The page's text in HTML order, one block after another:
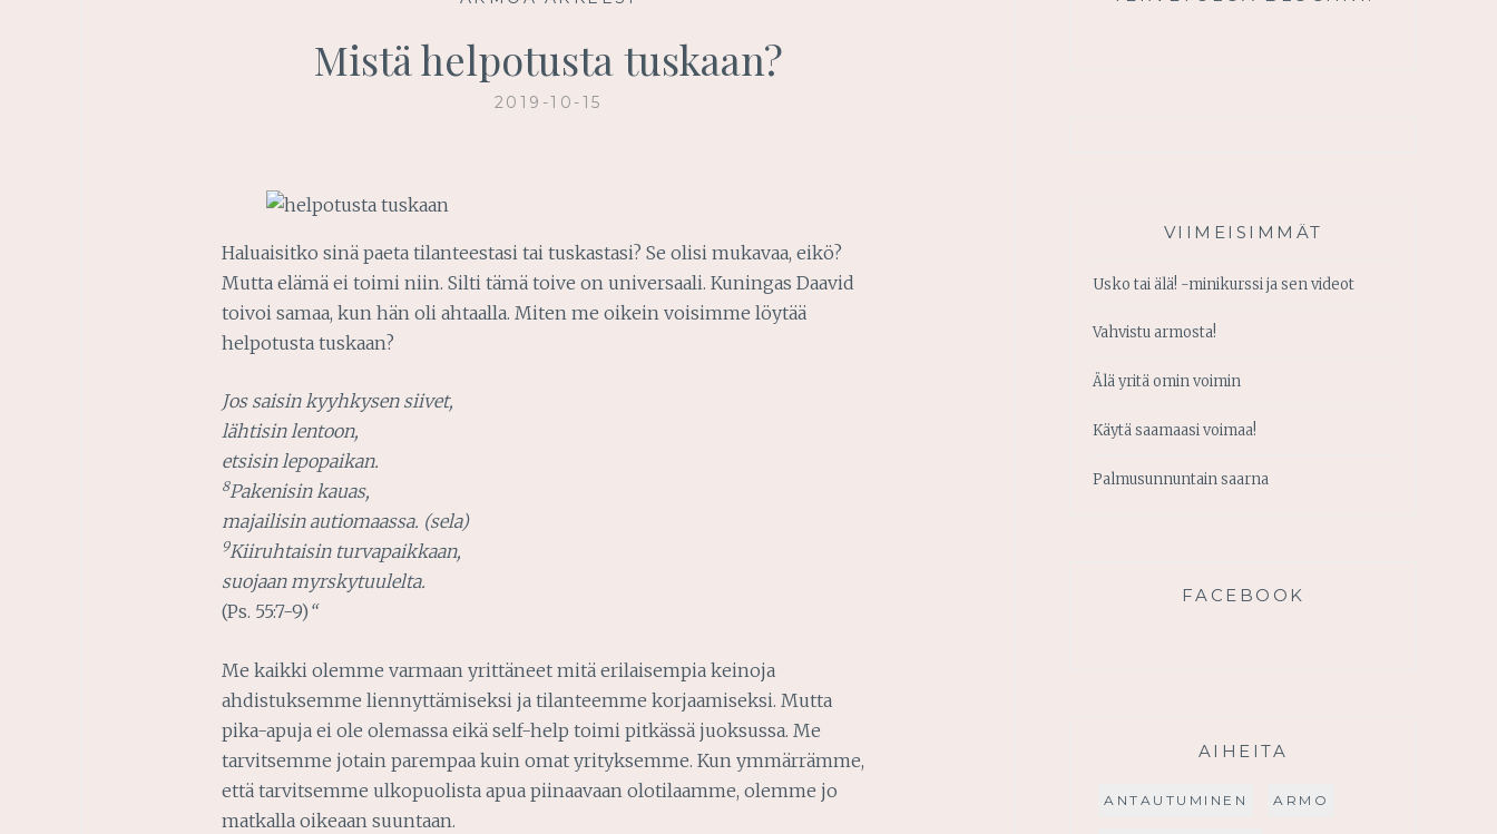
Mistä helpotusta tuskaan?
2019-10-15
Haluaisitko sinä paeta tilanteestasi tai tuskastasi? Se olisi mukavaa, eikö?
Mutta elämä ei toimi niin. Silti tämä toive on universaali. Kuningas Daavid
toivoi samaa, kun hän oli ahtaalla. Miten me oikein voisimme löytää
helpotusta tuskaan?
Jos saisin kyyhkysen siivet,
lähtisin lentoon,
etsisin lepopaikan.
8Pakenisin kauas,
majailisin autiomaassa. (sela)
9Kiiruhtaisin turvapaikkaan,
suojaan myrskytuulelta.
(Ps. 55:7-9) “
Me kaikki olemme varmaan yrittäneet mitä erilaisempia keinoja
ahdistuksemme liennyttämiseksi ja tilanteemme korjaamiseksi. Mutta
pika-apuja ei ole olemassa eikä self-help toimi pitkässä juoksussa. Me
tarvitsemme jotain parempaa kuin omat yrityksemme. Kun ymmärrämme,
että tarvitsemme ulkopuolista apua piinaavaan olotilaamme, olemme jo
matkalla oikeaan suuntaan.
VIIMEISIMMÄT
Usko tai älä! -minikurssi ja sen videot
Vahvistu armosta!
Älä yritä omin voimin
Käytä saamaasi voimaa!
Palmusunnuntain saarna
FACEBOOK
AIHEITA
ANTAUTUMINEN ARMO